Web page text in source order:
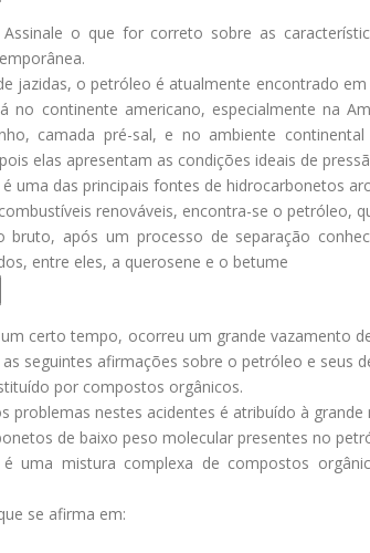
Assinale o que for correto sobre as
jazidas, o petróleo é atualmente encontrado
no continente americano, especialmente na
camada pré-sal, e no ambiente
elas apresentam as condições ideais de
uma das principais fontes de hidrocarbonetos
renováveis, encontra-se o petróleo,
bruto, após um processo de separação
entre eles, a querosene e o betume
um certo tempo, ocorreu um grande vazamento
as seguintes afirmações sobre o petróleo e seus
por compostos orgânicos.
problemas nestes acidentes é atribuído à
de baixo peso molecular presentes no
uma mistura complexa de compostos
se afirma em: